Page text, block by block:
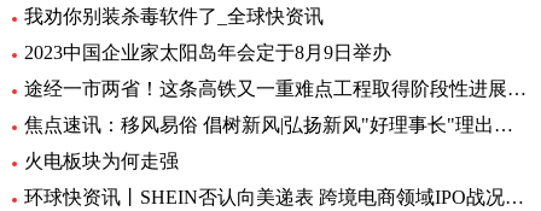
我劝你别装杀毒软件了_全球快资讯
2023中国企业家太阳岛年会定于8月9日举办
途经一市两省！这条高铁又一重难点工程取得阶段性进展_前沿热点
焦点速讯：移风易俗 倡树新风|弘扬新风"好理事长"理出乡村新风尚
火电板块为何走强
环球快资讯丨SHEIN否认向美递表 跨境电商领域IPO战况如何？